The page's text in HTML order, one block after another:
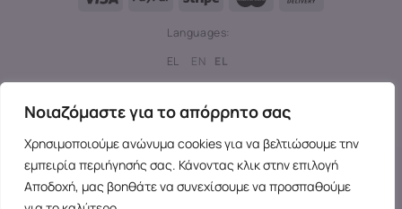
Νοιαζόμαστε για το απόρρητο σας
Χρησιμοποιούμε ανώνυμα cookies για να βελτιώσουμε την
εμπειρία περιήγησής σας. Κάνοντας κλικ στην επιλογή
Αποδοχή, μας βοηθάτε να συνεχίσουμε να προσπαθούμε
Languages:
EL
EN EL
Copyright 2026 ©
- Adult toys and merchandise | All
rights reserved.